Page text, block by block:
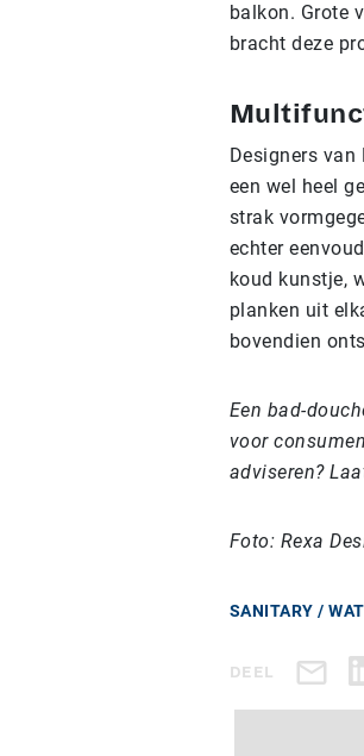
balkon. Grote
bracht deze
Designers
een wel heel
strak
echter
koud kunstje,
planken uit
bovendien
Een bad-
voor
adviseren?
Foto: Rexa
SANITARY /
DEEL